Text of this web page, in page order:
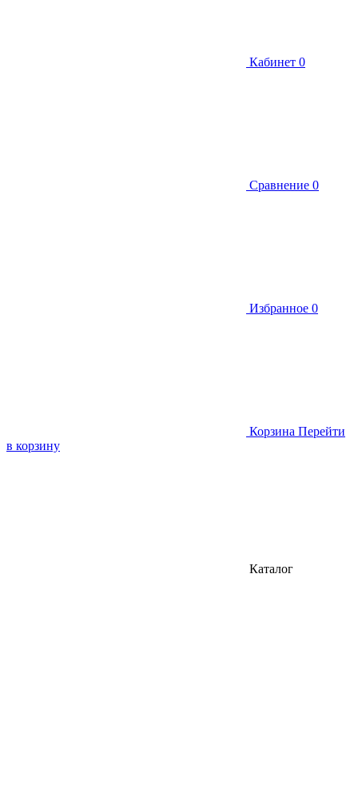
Кабинет 0
Сравнение 0
Избранное 0
Корзина Перейти
в корзину
Каталог